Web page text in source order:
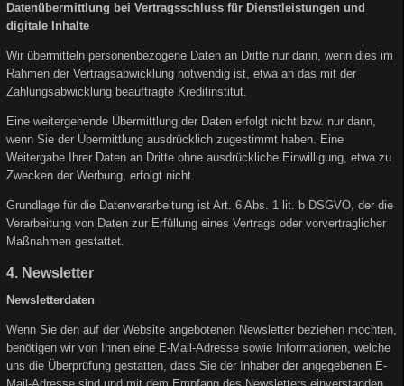
Datenübermittlung bei Vertragsschluss für Dienstleistungen und
digitale Inhalte
Wir übermitteln personenbezogene Daten an Dritte nur dann, wenn dies im
Rahmen der Vertragsabwicklung notwendig ist, etwa an das mit der
Zahlungsabwicklung beauftragte Kreditinstitut.
Eine weitergehende Übermittlung der Daten erfolgt nicht bzw. nur dann,
wenn Sie der Übermittlung ausdrücklich zugestimmt haben. Eine
Weitergabe Ihrer Daten an Dritte ohne ausdrückliche Einwilligung, etwa zu
Zwecken der Werbung, erfolgt nicht.
Grundlage für die Datenverarbeitung ist Art. 6 Abs. 1 lit. b DSGVO, der die
Verarbeitung von Daten zur Erfüllung eines Vertrags oder vorvertraglicher
Maßnahmen gestattet.
4. Newsletter
Newsletterdaten
Wenn Sie den auf der Website angebotenen Newsletter beziehen möchten,
benötigen wir von Ihnen eine E-Mail-Adresse sowie Informationen, welche
uns die Überprüfung gestatten, dass Sie der Inhaber der angegebenen E-